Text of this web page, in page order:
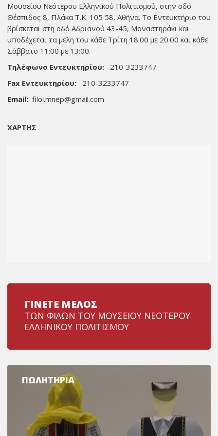
Μουσείου Νεότερου Ελληνικού Πολιτισμού, στην οδό
Θέσπιδος 8, Πλάκα Τ.Κ. 105 58, Αθήνα. Το Εντευκτήριο του
βρίσκεται στη οδό Αδριανού 43-45, Μοναστηράκι και
υποδέχεται τα μέλη του κάθε Τρίτη 18:00 με 20:00 και κάθε
Σάββατο 11:00 με 13:00.
Τηλέφωνο Εντευκτηρίου: 210-3233747
Fax Εντευκτηρίου:
210-3233747
Email: filoi.mnep@gmail.com
ΧΑΡΤΗΣ
ΓΙΝΕΤΕ ΜΕΛΟΣ
ΤΩΝ ΦΙΛΩΝ ΤΟΥ ΜΟΥΣΕΙΟΥ ΝΕΟΤΕΡΟΥ
ΕΛΛΗΝΙΚΟΥ ΠΟΛΙΤΙΣΜΟΥ
ΠΩΛΗΤΗΡΙΑ